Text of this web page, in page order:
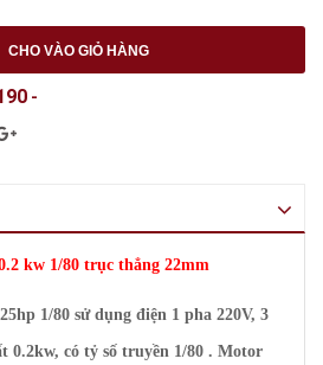
CHO VÀO GIỎ HÀNG
-
kw 1/80 trục thẳng 22mm
1/80 sử dụng điện 1 pha 220V, 3
0.2kw, có tỷ số truyền 1/80 . Motor